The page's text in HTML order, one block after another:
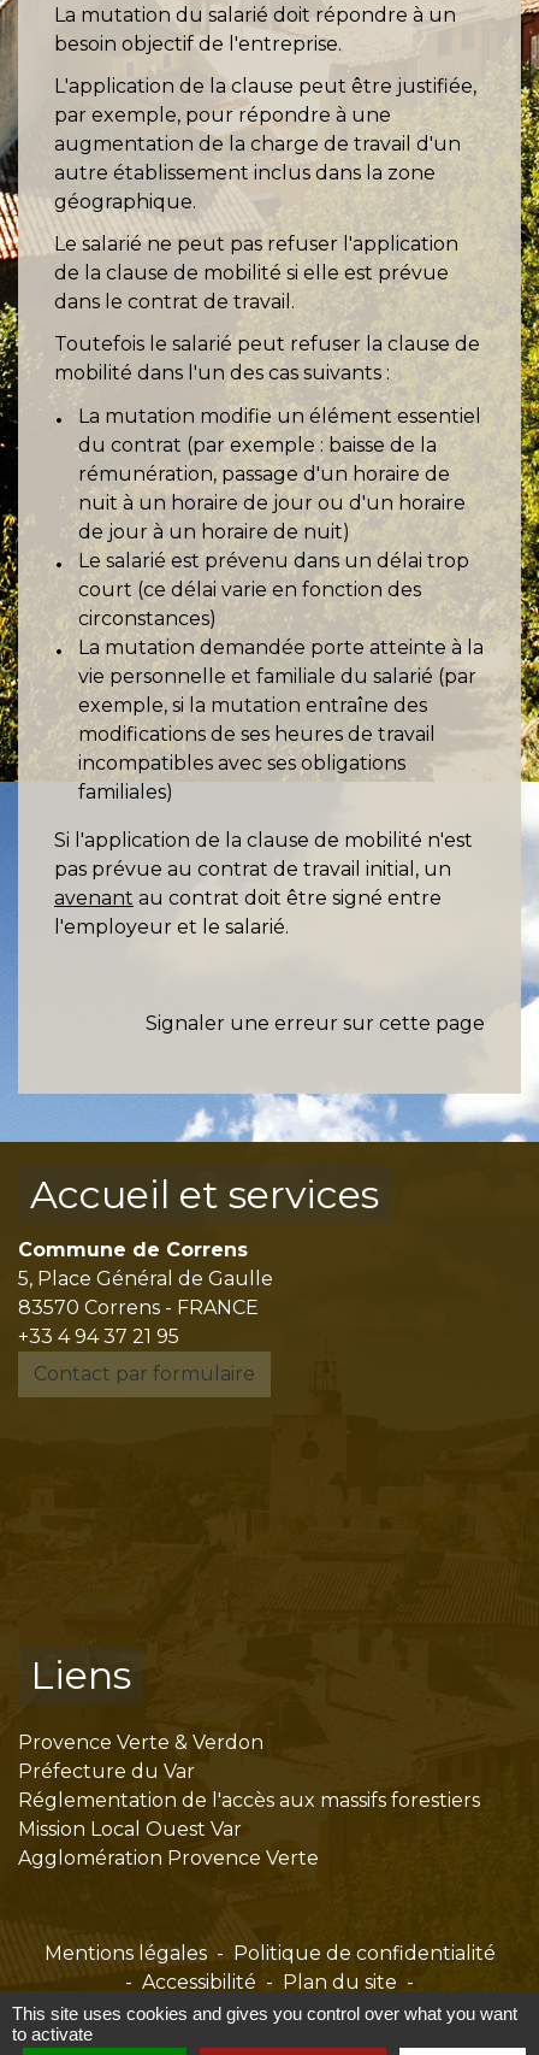
La mutation du salarié doit répondre à un
besoin objectif de l'entreprise.
L'application de la clause peut être justifiée,
par exemple, pour répondre à une
augmentation de la charge de travail d'un
autre établissement inclus dans la zone
géographique.
Le salarié ne peut pas refuser l'application
de la clause de mobilité si elle est prévue
dans le contrat de travail.
Toutefois le salarié peut refuser la clause de
mobilité dans l'un des cas suivants :
La mutation modifie un élément essentiel
du contrat (par exemple : baisse de la
rémunération, passage d'un horaire de
nuit à un horaire de jour ou d'un horaire
de jour à un horaire de nuit)
Le salarié est prévenu dans un délai trop
court (ce délai varie en fonction des
circonstances)
La mutation demandée porte atteinte à la
vie personnelle et familiale du salarié (par
exemple, si la mutation entraîne des
modifications de ses heures de travail
incompatibles avec ses obligations
familiales)
Si l'application de la clause de mobilité n'est
pas prévue au contrat de travail initial, un
avenant au contrat doit être signé entre
l'employeur et le salarié.
Signaler une erreur sur cette page
Accueil et services
Commune de Correns
5, Place Général de Gaulle
83570 Correns - FRANCE
+33 4 94 37 21 95
Contact par formulaire
Liens
Provence Verte & Verdon
Préfecture du Var
Réglementation de l'accès aux massifs forestiers
Mission Local Ouest Var
Agglomération Provence Verte
Mentions légales - Politique de confidentialité
- Accessibilité - Plan du site -
Gestion des cookies
This site uses cookies and gives you control over what you want
to activate